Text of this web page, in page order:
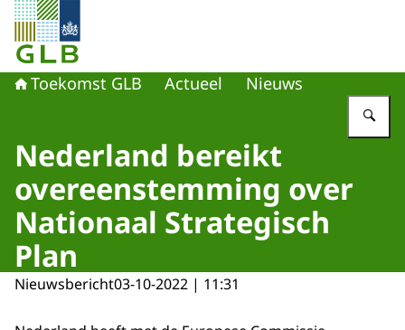
Naar de homepage van Toekomst GLB
Toekomst GLB Actueel Nieuws
Nederland bereikt
overeenstemming over
Nationaal Strategisch
Plan
Nieuwsbericht03-10-2022 | 11:31